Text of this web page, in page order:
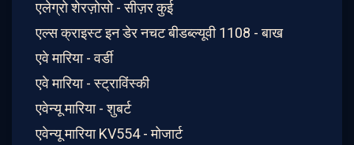
एलेग्रो शेरज़ोसो - सीज़र कुई
एल्स क्राइस्ट इन डेर नचट बीडब्ल्यूवी 1108 - बाख
एवे मारिया - वर्डी
एवे मारिया - स्ट्राविंस्की
एवेन्यू मारिया - शुबर्ट
एवेन्यू मारिया KV554 - मोजार्ट